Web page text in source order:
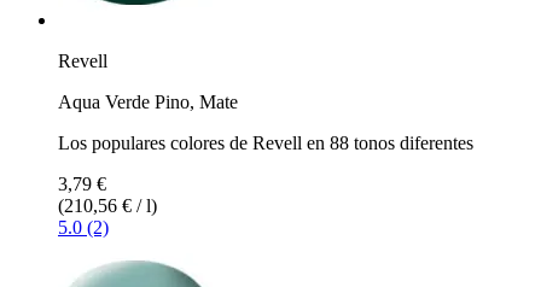
Revell
Aqua Verde Pino, Mate
Los populares colores de Revell en 88 tonos diferentes
3,79 €
(210,56 € / l)
5.0 (2)